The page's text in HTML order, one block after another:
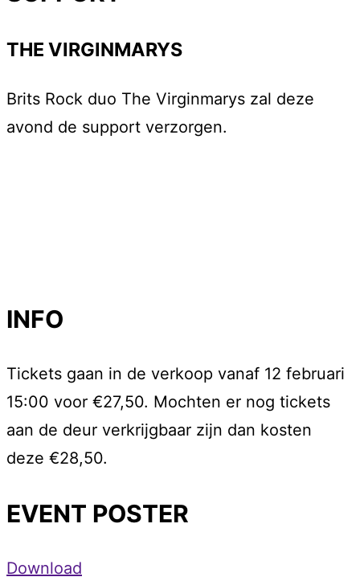
THE VIRGINMARYS
Brits Rock duo The Virginmarys zal deze
avond de support verzorgen.
INFO
Tickets gaan in de verkoop vanaf 12 februari
15:00 voor €27,50. Mochten er nog tickets
aan de deur verkrijgbaar zijn dan kosten
deze €28,50.
EVENT POSTER
Download